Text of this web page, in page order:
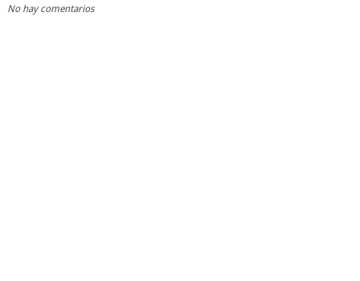
No hay comentarios